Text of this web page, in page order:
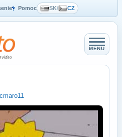
Pomoc SK/ CZ
MENU
cmaro11